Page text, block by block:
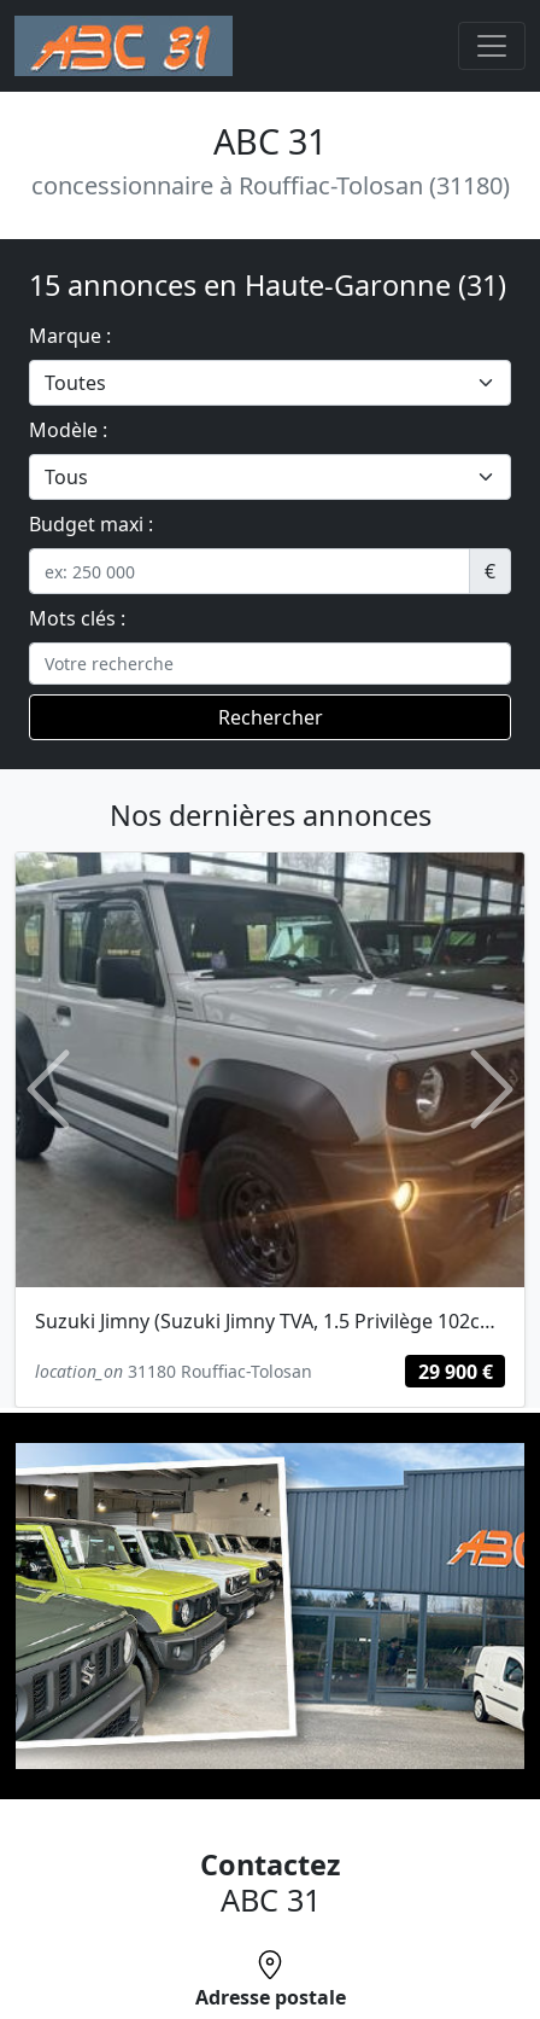
ABC 31
concessionnaire à Rouffiac-Tolosan (31180)
15 annonces en Haute-Garonne (31)
Marque :
Modèle :
Budget maxi :
€
Mots clés :
Rechercher
Nos dernières annonces
Suzuki Jimny (Suzuki Jimny TVA, 1.5 Privilège 102ch/Attelage)
location_on31180 Rouffiac-Tolosan 29 900 €
Previous Next
Contactez
ABC 31
Adresse postale